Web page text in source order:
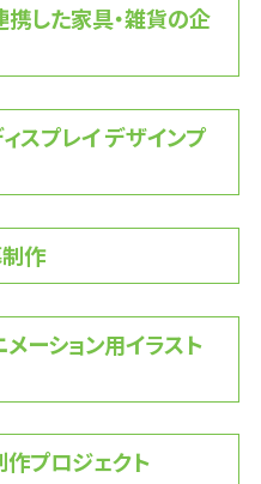
した家具・雑貨の企
スプレイ デザインプ
作
ーション用イラスト
プロジェクト